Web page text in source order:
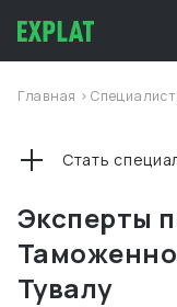
Главная >
Эксперты
Тувалу
Стать